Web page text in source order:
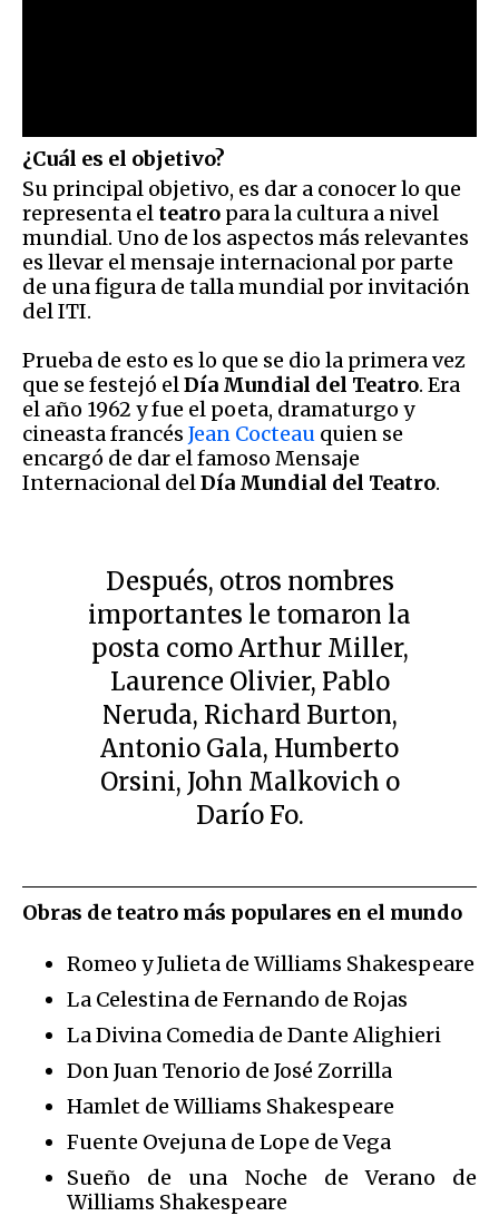
¿Cuál es el objetivo?
Su principal objetivo, es dar a conocer lo que
representa el teatro para la cultura a nivel
mundial. Uno de los aspectos más relevantes
es llevar el mensaje internacional por parte
de una figura de talla mundial por invitación
del ITI.
Prueba de esto es lo que se dio la primera vez
que se festejó elDía Mundial del Teatro. Era
el año 1962 y fue el poeta, dramaturgo y
cineasta francés Jean Cocteau quien se
encargó de dar el famoso Mensaje
Internacional delDía Mundial del Teatro.
Después, otros nombres
importantes le tomaron la
posta como Arthur Miller,
Laurence Olivier, Pablo
Neruda, Richard Burton,
Antonio Gala, Humberto
Orsini, John Malkovich o
Darío Fo.
Obras de teatro más populares en el mundo
Romeo y Julieta de Williams Shakespeare
La Celestina de Fernando de Rojas
La Divina Comedia de Dante Alighieri
Don Juan Tenorio de José Zorrilla
Hamlet de Williams Shakespeare
Fuente Ovejuna de Lope de Vega
Sueño de una Noche de Verano de
Williams Shakespeare